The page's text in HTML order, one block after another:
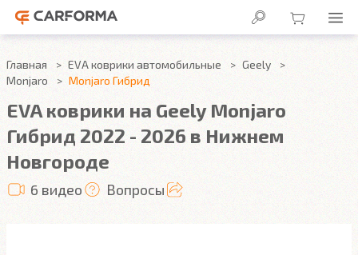
Главная EVA коврики автомобильные
Geely
Monjaro
Monjaro Гибрид
EVA коврики на Geely Monjaro
Гибрид 2022 - 2026 в Нижнем
Новгороде
6 видео Вопросы